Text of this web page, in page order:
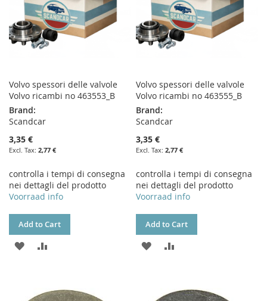
Volvo spessori delle valvole
Volvo ricambi no 463553_B
Brand:
Scandcar
3,35 €
2,77 €
controlla i tempi di consegna
nei dettagli del prodotto
Voorraad info
Add to Cart
ADD
Volvo spessori delle valvole
Volvo ricambi no 463555_B
Brand:
Scandcar
3,35 €
2,77 €
controlla i tempi di consegna
nei dettagli del prodotto
Voorraad info
Add to Cart
ADD
COMPARE